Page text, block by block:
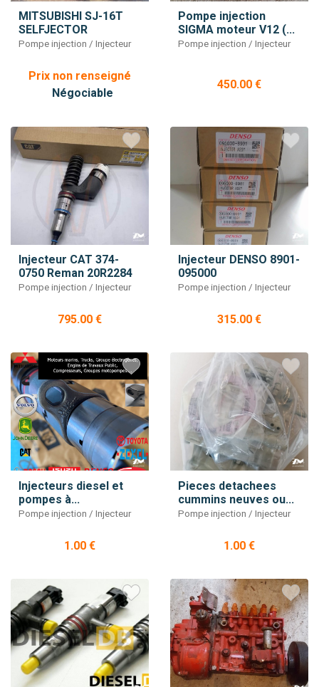
MITSUBISHI SJ-16T
SELFJECTOR
Pompe injection / Injecteur
Prix non renseigné
Négociable
Pompe injection
SIGMA moteur V12 (...
Pompe injection / Injecteur
450.00 €
Injecteur CAT 374-
0750 Reman 20R2284
Pompe injection / Injecteur
795.00 €
Injecteur DENSO 8901-
095000
Pompe injection / Injecteur
315.00 €
Injecteurs diesel et
pompes à...
Pompe injection / Injecteur
1.00 €
Pieces detachees
cummins neuves ou...
Pompe injection / Injecteur
1.00 €